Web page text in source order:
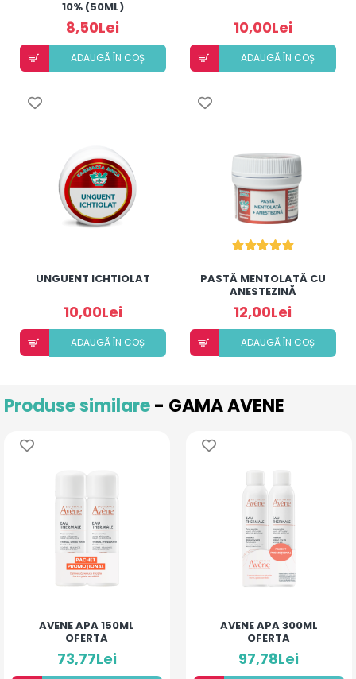
10% (50ML)
8,50Lei
ADAUGÃ ÎN COȘ
10,00Lei
ADAUGÃ ÎN COȘ
UNGUENT ICHTIOLAT
10,00Lei
ADAUGÃ ÎN COȘ
PASTĂ MENTOLATĂ CU
ANESTEZINĂ
12,00Lei
ADAUGÃ ÎN COȘ
Produse similare- GAMA AVENE
AVENE APA 150ML
OFERTA
73,77Lei
AVENE APA 300ML
OFERTA
97,78Lei